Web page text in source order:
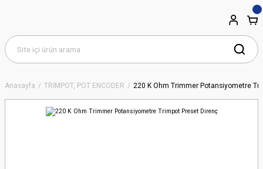
Anasayfa TRİMPOT, POT ENCODER 220 K Ohm Trimmer Potansiyometre